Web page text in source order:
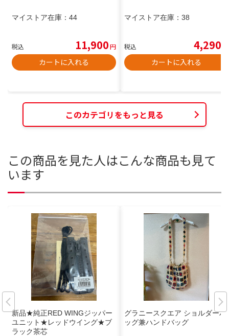
マイストア在庫： 44
税込 11,900円
カートに入れる
マイストア在庫： 38
税込 4,290
カートに入れる
このカテゴリをもっと見る
この商品を見た人はこんな商品も見て
います
新品★純正RED WINGジッパー
ユニット★レッドウイング★ブ
ラック茶芯
グラニースクエア ショルダーバ
ッグ兼ハンドバッグ